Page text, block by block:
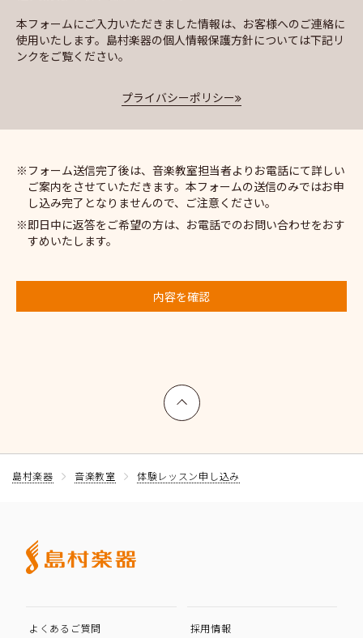
本フォームにご入力いただきました情報は、お客様へのご連絡に
使用いたします。島村楽器の個人情報保護方針については下記リ
ンクをご覧ください。
プライバシーポリシー
フォーム送信完了後は、音楽教室担当者よりお電話にて詳しい
ご案内をさせていただきます。本フォームの送信のみではお申
し込み完了となりませんので、ご注意ください。
即日中に返答をご希望の方は、お電話でのお問い合わせをおす
すめいたします。
内容を確認
上へ戻る
島村楽器 音楽教室 体験レッスン申し込み
よくあるご質問 採用情報